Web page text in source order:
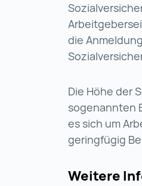
die
Die Höhe der
sogenannten
es sich um
geringfügig
Weitere